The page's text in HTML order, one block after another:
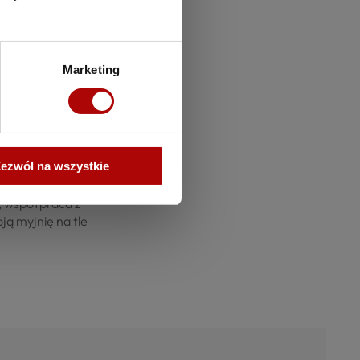
Marketing
na wszystkie
komórkowego,
biznesie - na początku
coś więcej, niż
nietrudno przy budowie
budowy i wyposażenia
z
myjnię na tle